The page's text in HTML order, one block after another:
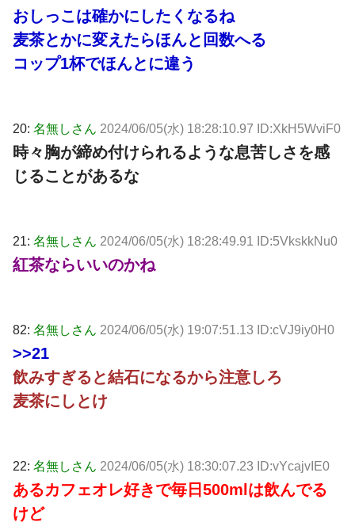
おしっこは確かにしたくなるね
麦茶とかに変えたらほんと回数へる
コップ1杯でほんとに違う
20: 名無しさん 2024/06/05(水) 18:28:10.97 ID:XkH5WviF0
時々胸が締め付けられるような息苦しさを感
じることがあるな
21: 名無しさん 2024/06/05(水) 18:28:49.91 ID:5VkskkNu0
紅茶ならいいのかね
82: 名無しさん 2024/06/05(水) 19:07:51.13 ID:cVJ9iy0H0
>>21
飲みすぎると結石になるから注意しろ
麦茶にしとけ
22: 名無しさん 2024/06/05(水) 18:30:07.23 ID:vYcajvIE0
あるカフェオレ好きで毎日500mlは飲んでる
けど